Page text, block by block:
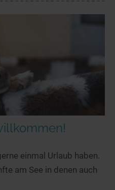
einmal Urlaub haben.
am See in denen auch